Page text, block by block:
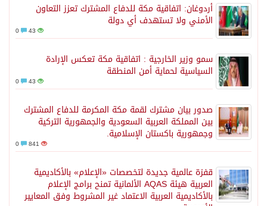
أردوغان: اتفاقية مكة للدفاع المشترك تعزز التعاون
الأمني ولا تستهدف أي دولة
43
سمو وزير الخارجية : اتفاقية مكة تعكس الإرادة
السياسية لحماية أمن المنطقة
43
صدور بيان مشترك لقمة مكة المكرمة للدفاع المشترك
بين المملكة العربية السعودية والجمهورية التركية
وجمهورية باكستان الإسلامية.
841
قفزة عالمية جديدة لتخصصات «الإعلام» بالأكاديمية
العربية هيئة AQAS الألمانية تمنح برامج الإعلام
بالأكاديمية العربية الاعتماد غير المشروط وفق المعايير